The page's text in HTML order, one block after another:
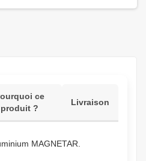
ce
produit ?
Livraison
MAGNETAR.